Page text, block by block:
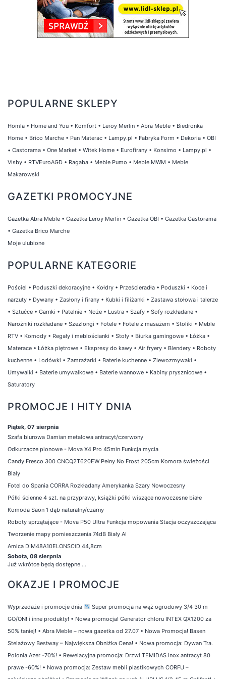
POPULARNE SKLEPY
Homla • Home and You • Komfort • Leroy Merlin • Abra Meble • Biedronka
Home • Brico Marche • Pan Materac • Lampy.pl • Fabryka Form • Dekoria • OBI
• Castorama • One Market • Witek Home • Eurofirany • Konsimo • Lampy.pl •
Visby • RTVEuroAGD • Ragaba • Meble Pumo • Meble MWM • Meble
Makarowski
GAZETKI PROMOCYJNE
Gazetka Abra Meble • Gazetka Leroy Merlin • Gazetka OBI • Gazetka Castorama
• Gazetka Brico Marche
Moje ulubione
POPULARNE KATEGORIE
Pościel • Poduszki dekoracyjne • Kołdry • Prześcieradła • Poduszki • Koce i
narzuty • Dywany • Zasłony i firany • Kubki i filiżanki • Zastawa stołowa i talerze
• Sztućce • Garnki • Patelnie • Noże • Lustra • Szafy • Sofy rozkładane •
Narożniki rozkładane • Szezlongi • Fotele • Fotele z masażem • Stoliki • Meble
RTV • Komody • Regały i meblościanki • Stoły • Biurka gamingowe • Łóżka •
Materace • Łóżka piętrowe • Ekspresy do kawy • Air fryery • Blendery • Roboty
kuchenne • Lodówki • Zamrażarki • Baterie kuchenne • Zlewozmywaki •
Umywalki • Baterie umywalkowe • Baterie wannowe • Kabiny prysznicowe •
Saturatory
PROMOCJE I HITY DNIA
Piątek, 07 sierpnia
Szafa biurowa Damian metalowa antracyt/czerwony
Odkurzacze pionowe - Mova X4 Pro 45min Funkcja mycia
Candy Fresco 300 CNCQ2T620EW Pełny No Frost 205cm Komora świeżości
Biały
Fotel do Spania CORRA Rozkładany Amerykanka Szary Nowoczesny
Półki ścienne 4 szt. na przyprawy, książki półki wiszące nowoczesne białe
Komoda Saon 1 dąb naturalny/czarny
Roboty sprzątające - Mova P50 Ultra Funkcja mopowania Stacja oczyszczająca
Tworzenie mapy pomieszczenia 74dB Biały AI
Amica DIM48A10ELONSCiD 44,8cm
Sobota, 08 sierpnia
Już wkrótce będą dostępne ...
OKAZJE I PROMOCJE
Wyprzedaże i promocje dnia
Super promocja na wąż ogrodowy 3/4 30 m
GO/ON! i inne produkty! • Nowa promocja! Generator chloru INTEX QX1200 za
50% taniej! • Abra Meble – nowa gazetka od 27.07 • Nowa Promocja! Basen
Stelażowy Bestway – Największa Obniżka Cena! • Nowa promocja: Dywan Tra.
Polonia Azer -70%! • Rewelacyjna promocja: Drzwi TEMIDAS inox antracyt 80
prawe -60%! • Nowa promocja: Zestaw mebli plastikowych CORFU –